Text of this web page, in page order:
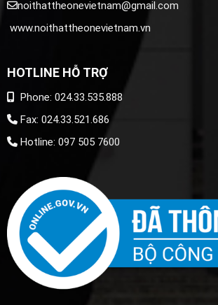
noithattheonevietnam@gmail.com
www.noithattheonevietnam.vn
HOTLINE HỖ TRỢ
Phone: 024.33.535.888
Fax: 024.33.521.686
Hotline: 097 505 7600